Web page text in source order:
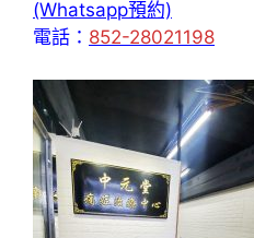
(Whatsapp預約)
電話： 852-28021198